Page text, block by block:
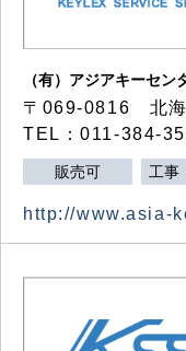
（有）アジアキーセン
〒069-0816 北海
TEL：011-384-
販売可 工事
http://www.asia-